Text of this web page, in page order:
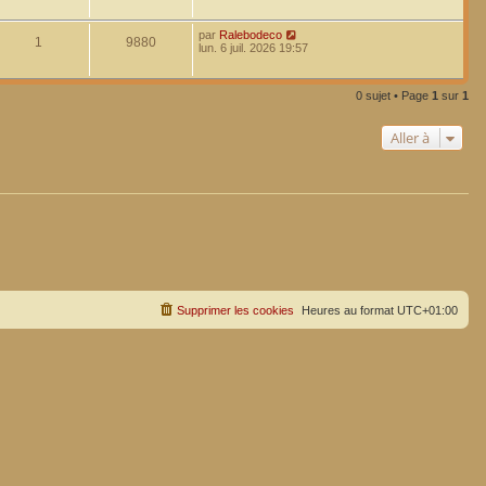
1 9880 par Ralebodeco
lun. 6 juil. 2026 19:57
0 sujet • Page 1 sur 1
Aller à
Heures au format UTC+01:00
Supprimer les cookies